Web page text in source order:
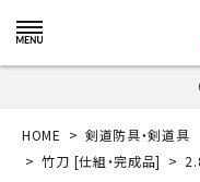
HOME 剣道防具・剣道
竹刀 [仕組・完成品]